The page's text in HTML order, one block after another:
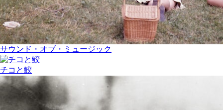
サウンド・オブ・ミュージック
チコと鮫